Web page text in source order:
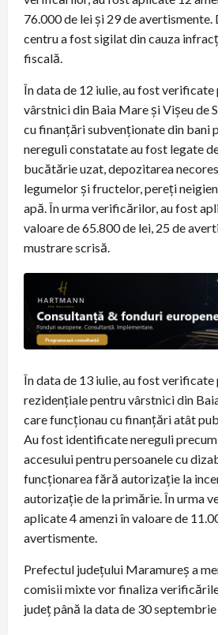
76.000 de lei și 29 de avertismente.
centru a fost sigilat din cauza
fiscală.
În data de 12 iulie, au fost
vârstnici din Baia Mare și Vișeu de
cu finanțări subvenționate din bani
nereguli constatate au fost legate
bucătărie uzat, depozitarea
legumelor și fructelor, pereți
apă. În urma verificărilor, au fost
valoare de 65.800 de lei, 25 de
mustrare scrisă.
În data de 13 iulie, au fost
rezidențiale pentru vârstnici din
care funcționau cu finanțări atât
Au fost identificate nereguli
accesului pentru persoanele cu
funcționarea fără autorizație la
autorizație de la primărie. În urma
aplicate 4 amenzi în valoare de
avertismente.
Prefectul județului Maramureș a
comisii mixte vor finaliza
județ până la data de 30